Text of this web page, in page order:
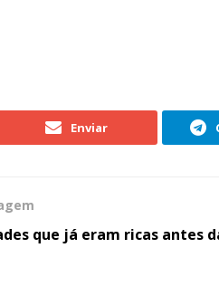
Enviar
que já eram ricas antes